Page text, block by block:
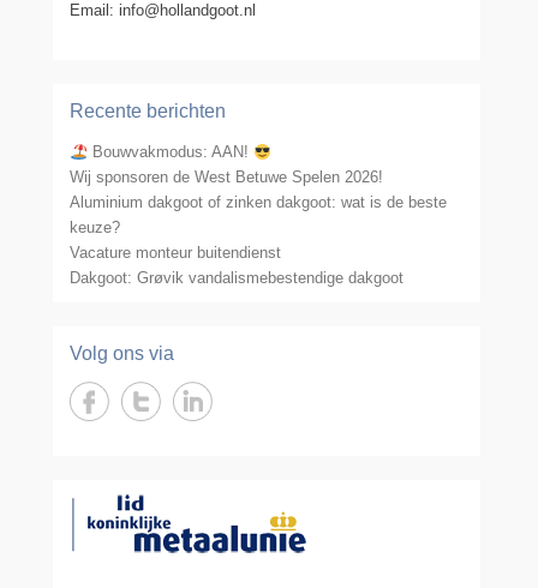
Email: info@hollandgoot.nl
Recente berichten
Bouwvakmodus: AAN!
Wij sponsoren de West Betuwe Spelen 2026!
Aluminium dakgoot of zinken dakgoot: wat is de beste
keuze?
Vacature monteur buitendienst
Dakgoot: Grøvik vandalismebestendige dakgoot
Volg ons via